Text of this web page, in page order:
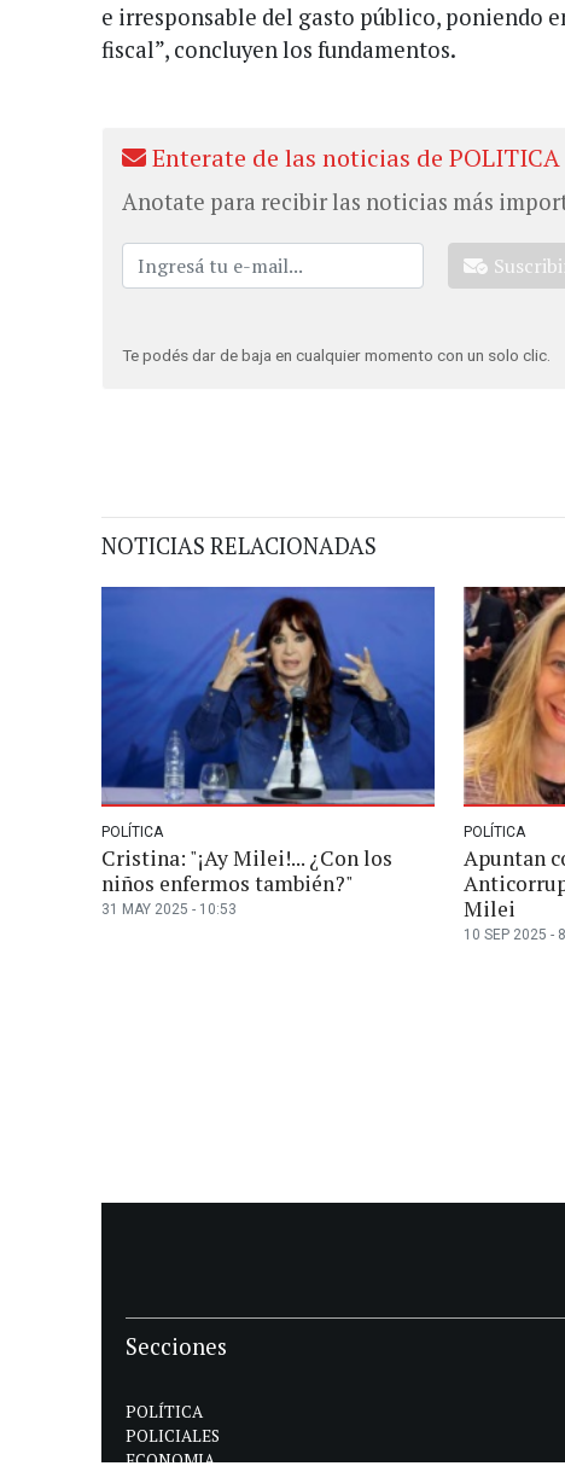
e irresponsable del gasto público, poniendo
fiscal”, concluyen los fundamentos.
Enterate de las noticias de
Anotate para recibir las noticias más
Te podés dar de baja en cualquier momento con un solo clic.
NOTICIAS RELACIONADAS
POLÍTICA
Cristina: "¡Ay Milei!... ¿Con los
niños enfermos también?"
31 MAY 2025 - 10:53
POLÍTICA
Apuntan
Milei
10 SEP 2025 -
Secciones
POLÍTICA
POLICIALES
ECONOMIA